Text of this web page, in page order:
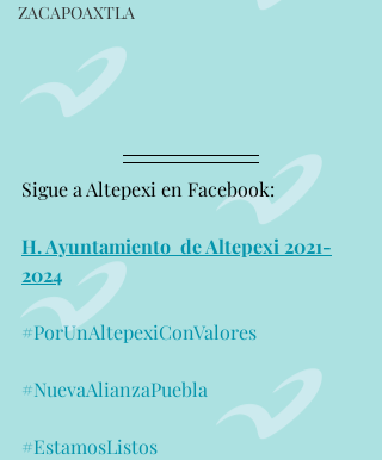
ZACAPOAXTLA
Sigue a Altepexi en Facebook:
H. Ayuntamiento  de Altepexi 2021-
2024
#PorUnAltepexiConValores
#NuevaAlianzaPuebla
#EstamosListos